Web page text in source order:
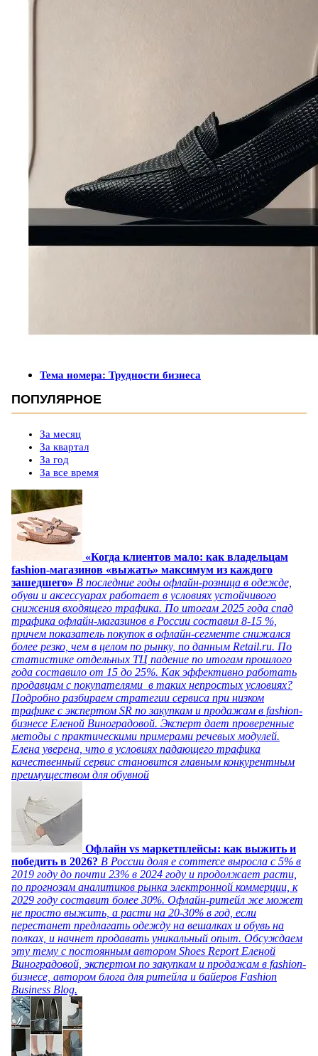
Тема номера: Трудности бизнеса
ПОПУЛЯРНОЕ
За месяц
За квартал
За год
За все время
«Когда клиентов мало: как владельцам
fashion-магазинов «выжать» максимум из каждого
зашедшего» В последние годы офлайн-розница в одежде,
обуви и аксессуарах работает в условиях устойчивого
снижения входящего трафика. По итогам 2025 года спад
трафика офлайн-магазинов в России составил 8-15 %,
причем показатель покупок в офлайн-сегменте снижался
более резко, чем в целом по рынку, по данным Retail.ru. По
статистике отдельных ТЦ падение по итогам прошлого
года составило от 15 до 25%. Как эффективно работать
продавцам с покупателями в таких непростых условиях?
Подробно разбираем стратегии сервиса при низком
трафике с экспертом SR по закупкам и продажам в fashion-
бизнесе Еленой Виноградовой. Эксперт дает проверенные
методы с практическими примерами речевых модулей.
Елена уверена, что в условиях падающего трафика
качественный сервис становится главным конкурентным
преимуществом для обувной
Офлайн vs маркетплейсы: как выжить и
победить в 2026? В России доля e commerce выросла с 5% в
2019 году до почти 23% в 2024 году и продолжает расти,
по прогнозам аналитиков рынка электронной коммерции, к
2029 году составит более 30%. Офлайн-ритейл же может
не просто выжить, а расти на 20-30% в год, если
перестанет предлагать одежду на вешалках и обувь на
полках, и начнет продавать уникальный опыт. Обсуждаем
эту тему с постоянным автором Shoes Report Еленой
Виноградовой, экспертом по закупкам и продажам в fashion-
бизнесе, автором блога для ритейла и байеров Fashion
Business Blog.